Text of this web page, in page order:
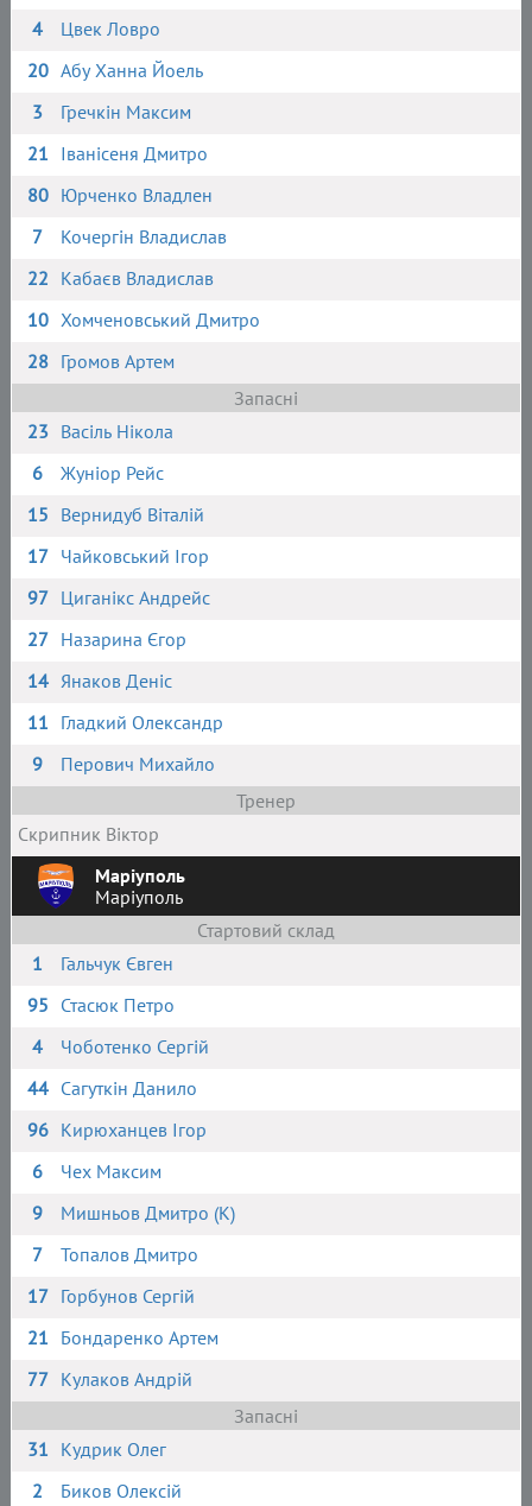
4
Цвек Ловро
20 Абу Ханна Йоель
3
Гречкін Максим
21 Іванісеня Дмитро
80 Юрченко Владлен
7
Кочергін Владислав
22 Кабаєв Владислав
10 Хомченовський Дмитро
28 Громов Артем
Запасні
23 Васіль Нікола
6
Жуніор Рейс
15 Вернидуб Віталій
17 Чайковський Ігор
97 Циганікс Андрейс
27 Назарина Єгор
14 Янаков Деніс
11 Гладкий Олександр
9
Перович Михайло
Тренер
Скрипник Віктор
Маріуполь
Маріуполь
Стартовий склад
1
Гальчук Євген
95 Стасюк Петро
4
Чоботенко Сергій
44 Сагуткін Данило
96 Кирюханцев Ігор
6
Чех Максим
9
Мишньов Дмитро (К)
7
Топалов Дмитро
17 Горбунов Сергій
21 Бондаренко Артем
77 Кулаков Андрій
Запасні
31 Кудрик Олег
2
Биков Олексій